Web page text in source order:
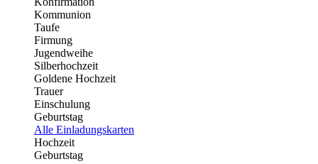
Kommunion
Taufe
Firmung
Jugendweihe
Silberhochzeit
Goldene Hochzeit
Trauer
Einschulung
Geburtstag
Alle Einladungskarten
Hochzeit
Geburtstag